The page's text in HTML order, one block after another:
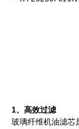
1、高效过滤
玻璃纤维机油滤芯